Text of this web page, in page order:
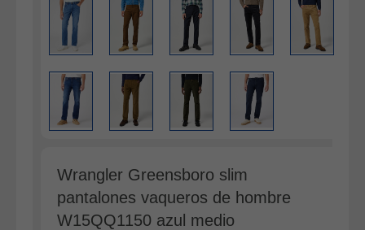
Gabardina verano hombre
Pana mujer
Wrangler Greensboro slim
pantalones vaqueros de hombre
W15QQ1150 azul medio